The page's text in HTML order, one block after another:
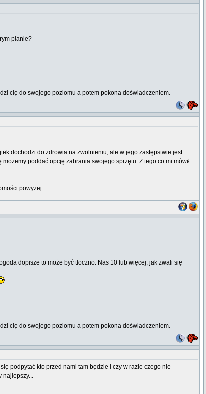
planie?
cię do swojego poziomu a potem pokona doświadczeniem.
dochodzi do zdrowia na zwolnieniu, ale w jego zastępstwie jest
poddać opcję zabrania swojego sprzętu. Z tego co mi mówił
powyżej.
dopisze to może być tłoczno. Nas 10 lub więcej, jak zwali się
cię do swojego poziomu a potem pokona doświadczeniem.
podpytać kto przed nami tam będzie i czy w razie czego nie
najlepszy...